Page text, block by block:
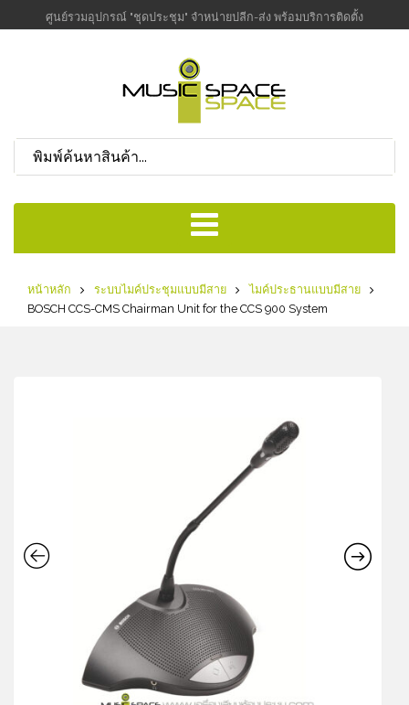
ศูนย์รวมอุปกรณ์ "ชุดประชุม" จำหน่ายปลีก-ส่ง พร้อมบริการติดตั้ง
หน้าหลัก ระบบไมค์ประชุมแบบมีสาย
ไมค์ประธานแบบมีสาย
BOSCH CCS-CMS Chairman Unit for the CCS 900 System